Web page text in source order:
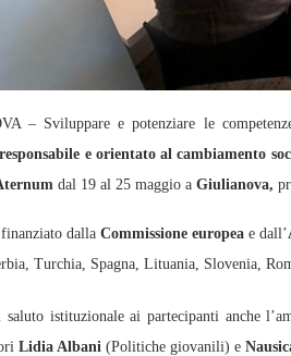
– Sviluppare e potenziare le
e orientato al cambiamento
dal 19 al 25 maggio a Giulianova,
dallaCommissione europea e dall’
Turchia, Spagna, Lituania, Slovenia,
istituzionale ai partecipanti anche
Lidia Albani (Politiche giovanili) e